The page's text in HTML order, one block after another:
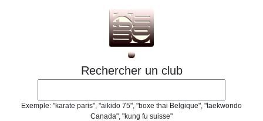
Rechercher un club
Exemple: "karate paris", "aikido 75", "boxe thai Belgique", "taekwondo
Canada", "kung fu suisse"